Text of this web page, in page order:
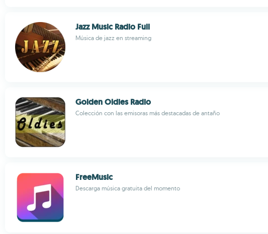
Jazz Music Radio Full
Música de jazz en streaming
Golden Oldies Radio
Colección con las emisoras más destacadas de antaño
FreeMusic
Descarga música gratuita del momento